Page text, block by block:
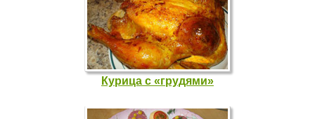
Курица с «грудями»